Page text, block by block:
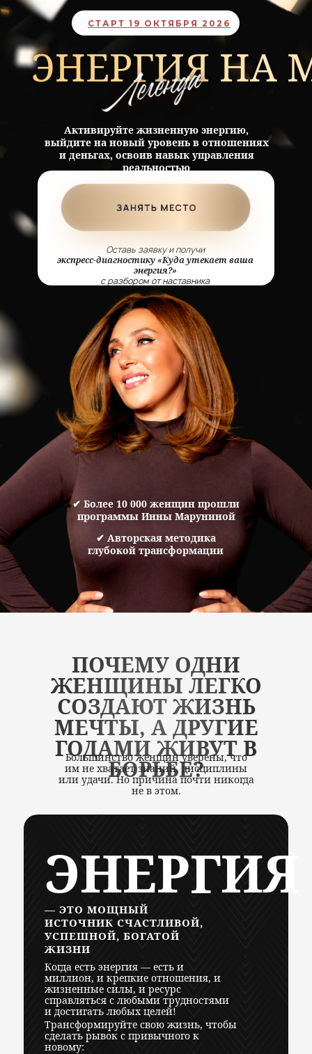
ЭНЕРГИЯ НА
Оставь заявку и получи
экспресс-диагностику «Куда утекает ваша
энергия?»
с разбором от наставника
АВТОРСКАЯ МЕТОДИКА
ГЛУБОКОЙ ТРАНСФОРМАЦИИ
✔ Более 10 000 женщин прошли
программы Инны Маруниной
✔ Авторская методика
глубокой трансформации
Активируйте жизненную энергию,
выйдите на новый уровень в отношениях
и деньгах, освоив навык управления
реальностью
СТАРТ 19 ОКТЯБРЯ 2026
ЭНЕРГИЯ
Большинство женщин уверены, что
им не хватает знаний, дисциплины
или удачи. Но причина почти никогда
не в этом.
Когда есть энергия — есть и
миллион, и крепкие отношения, и
жизненные силы, и ресурс
справляться с любыми трудностями
и достигать любых целей!
Трансформируйте свою жизнь, чтобы
сделать рывок с привычного к
новому:
ПОЧЕМУ ОДНИ
ЖЕНЩИНЫ ЛЕГКО
СОЗДАЮТ ЖИЗНЬ
МЕЧТЫ, А ДРУГИЕ
ГОДАМИ ЖИВУТ В
БОРЬБЕ?
— ЭТО МОЩНЫЙ
ИСТОЧНИК СЧАСТЛИВОЙ,
УСПЕШНОЙ, БОГАТОЙ
ЖИЗНИ
01 : 07 : 34 : 27